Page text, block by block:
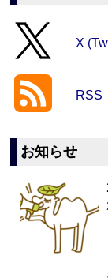
X
RSS
お知らせ